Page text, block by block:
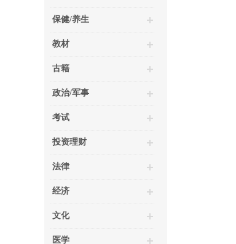
保健/养生
教材
古籍
政治/军事
考试
投资理财
法律
经济
文化
医学